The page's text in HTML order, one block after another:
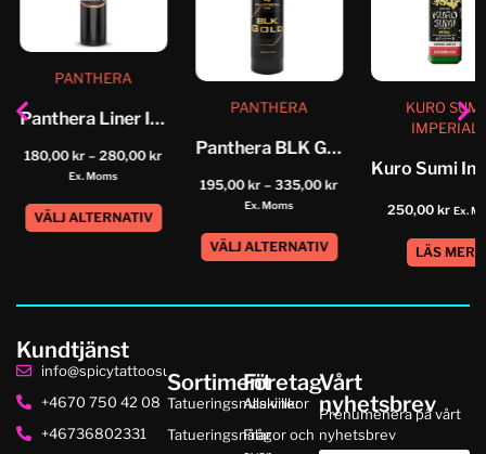
PANTHERA
Panthera Liner Ink
180,00kr – 280,00kr
Ex. Moms
VÄLJ ALTERNATIV
PANTHERA
Panthera BLK Gold
195,00kr – 335,00kr
Ex. Moms
VÄLJ ALTERNATIV
KURO SUMI
IMPERIAL
250,00kr Ex.
LÄS MER
Kundtjänst
info@spicytattoosupplies.se
+4670 750 42 08
+46736802331
Sortiment
Tatueringsmaskiner
Tatueringsnålar
Företag
Alla villkor
Frågor och
Vårt
nyhetsbrev
Prenumenera på vårt
nyhetsbrev